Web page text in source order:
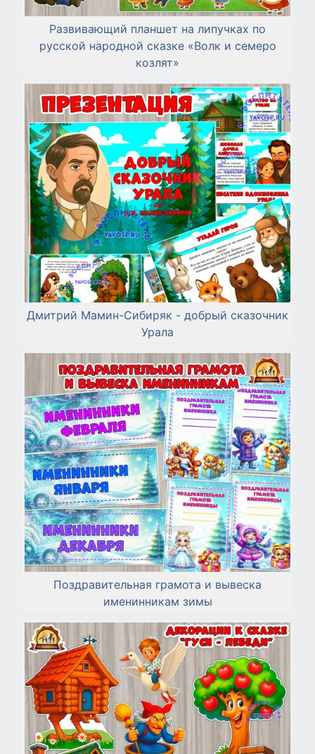
Развивающий планшет на липучках по
русской народной сказке «Волк и семеро
козлят»
Дмитрий Мамин-Сибиряк - добрый сказочник
Урала
Поздравительная грамота и вывеска
именинникам зимы